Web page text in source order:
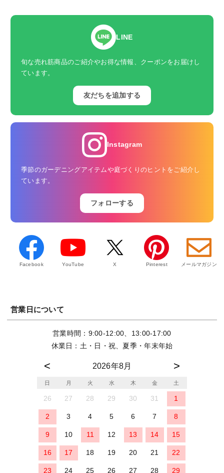
LINE
旬な売れ筋商品のご紹介やお得な情報、クーポンをお届けし
ています。
友だちを追加する
Instagram
季節のガーデニングアイテムや庭づくりのヒントをご紹介し
ています。
フォローする
Facebook YouTube X Pinterest メールマガジン
営業日について
営業時間：9:00-12:00、13:00-17:00
休業日：土・日・祝、夏季・年末年始
2026年8月
日 月 火 水 木 金 土
26 27 28 29 30 31 1
2 3 4 5 6 7 8
9 10 11 12 13 14 15
16 17 18 19 20 21 22
23 24 25 26 27 28 29